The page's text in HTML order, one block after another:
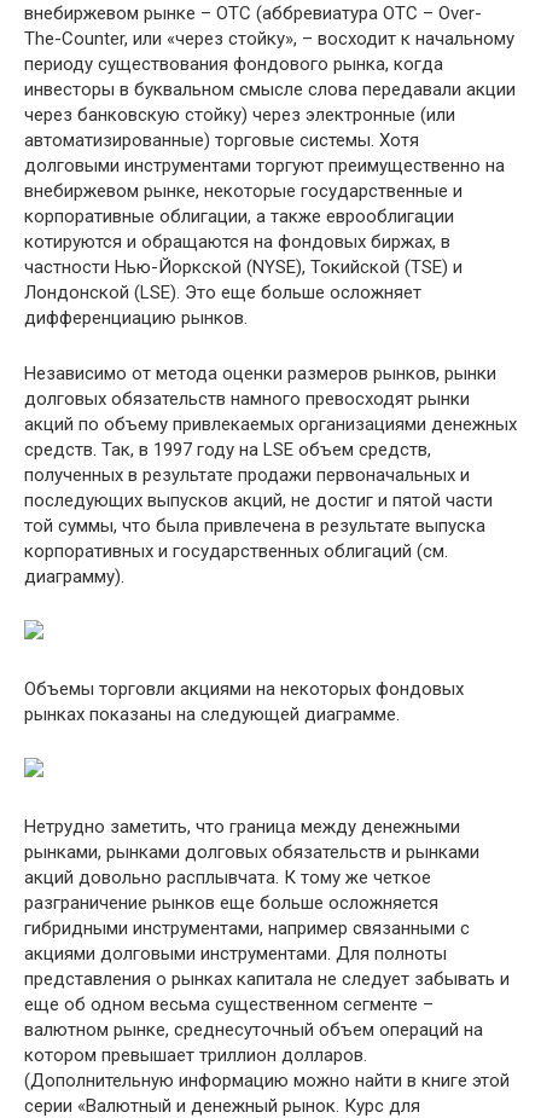
внебиржевом рынке – ОТС (аббревиатура OTC – Over-
The-Counter, или «через стойку», – восходит к начальному
периоду существования фондового рынка, когда
инвесторы в буквальном смысле слова передавали акции
через банковскую стойку) через электронные (или
автоматизированные) торговые системы. Хотя
долговыми инструментами торгуют преимущественно на
внебиржевом рынке, некоторые государственные и
корпоративные облигации, а также еврооблигации
котируются и обращаются на фондовых биржах, в
частности Нью-Йоркской (NYSE), Токийской (TSE) и
Лондонской (LSE). Это еще больше осложняет
дифференциацию рынков.
Независимо от метода оценки размеров рынков, рынки
долговых обязательств намного превосходят рынки
акций по объему привлекаемых организациями денежных
средств. Так, в 1997 году на LSE объем средств,
полученных в результате продажи первоначальных и
последующих выпусков акций, не достиг и пятой части
той суммы, что была привлечена в результате выпуска
корпоративных и государственных облигаций (см.
диаграмму).
Объемы торговли акциями на некоторых фондовых
рынках показаны на следующей диаграмме.
Нетрудно заметить, что граница между денежными
рынками, рынками долговых обязательств и рынками
акций довольно расплывчата. К тому же четкое
разграничение рынков еще больше осложняется
гибридными инструментами, например связанными с
акциями долговыми инструментами. Для полноты
представления о рынках капитала не следует забывать и
еще об одном весьма существенном сегменте –
валютном рынке, среднесуточный объем операций на
котором превышает триллион долларов.
(Дополнительную информацию можно найти в книге этой
серии «Валютный и денежный рынок. Курс для